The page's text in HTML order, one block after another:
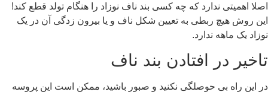
اصلا اهمیتی ندارد که چه کسی بند ناف نوزاد را هنگام تولد قطع کند!
این روش هیچ ربطی به تعیین شکل ناف و یا بیرون زدگی آن در یک
نوزاد یک ماهه ندارد.
تاخیر در افتادن بند ناف
در این راه بی ‌حوصلگی نکنید و صبور باشید، ممکن است این پروسه